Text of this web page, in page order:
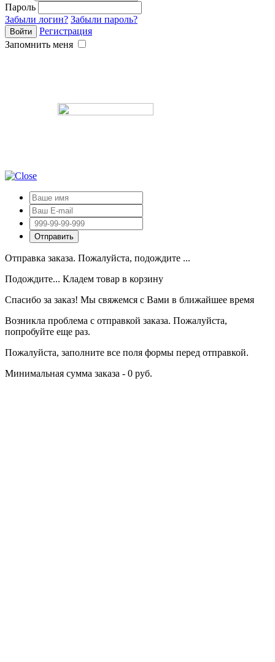
Пароль
Забыли логин? Забыли пароль?
Регистрация
Запомнить меня
Отправка заказа. Пожалуйста, подождите ...
Подождите... Кладем товар в корзину
Спасибо за заказ! Мы свяжемся с Вами в ближайшее время
Возникла проблема с отправкой заказа. Пожалуйста,
попробуйте еще раз.
Пожалуйста, заполните все поля формы перед отправкой.
Минимальная сумма заказа - 0 руб.